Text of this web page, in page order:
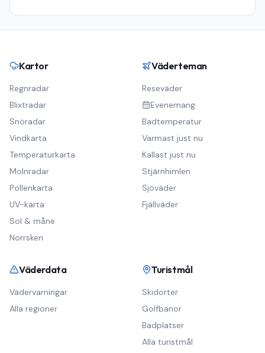
Kartor
Regnradar
Blixtradar
Snöradar
Vindkarta
Temperaturkarta
Molnradar
Pollenkarta
UV-karta
Sol & måne
Norrsken
Väderteman
Reseväder
Evenemang
Badtemperatur
Varmast just nu
Kallast just nu
Stjärnhimlen
Sjöväder
Fjällväder
Väderdata
Vädervarningar
Alla regioner
Turistmål
Skidorter
Golfbanor
Badplatser
Alla turistmål